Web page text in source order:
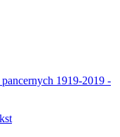
1919-2019 -